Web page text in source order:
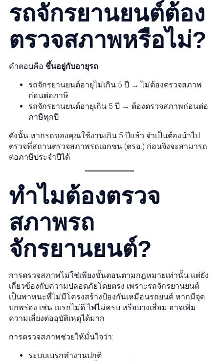
รถจักรยานยนต์ต้อง
ตรวจสภาพหรือไม่?
คำตอบคือ ขึ้นอยู่กับอายุรถ
รถจักรยานยนต์อายุไม่เกิน 5 ปี → ไม่ต้องตรวจสภาพ
ก่อนต่อภาษี
รถจักรยานยนต์อายุเกิน 5 ปี → ต้องตรวจสภาพก่อนต่อ
ภาษีทุกปี
ดังนั้น หากรถของคุณใช้งานเกิน 5 ปีแล้ว จำเป็นต้องนำไป
ตรวจที่สถานตรวจสภาพรถเอกชน (ตรอ.) ก่อนจึงจะสามารถ
ต่อภาษีประจำปีได้
ทำไมต้องตรวจ
สภาพรถ
จักรยานยนต์?
การตรวจสภาพไม่ใช่เพียงขั้นตอนตามกฎหมายเท่านั้น แต่ยัง
เกี่ยวข้องกับความปลอดภัยโดยตรง เพราะรถจักรยานยนต์
เป็นพาหนะที่ไม่มีโครงสร้างป้องกันเหมือนรถยนต์ หากมีจุด
บกพร่อง เช่น เบรกไม่ดี ไฟไม่ครบ หรือยางเสื่อม อาจเพิ่ม
ความเสี่ยงต่ออุบัติเหตุได้มาก
การตรวจสภาพช่วยให้มั่นใจว่า:
ระบบเบรกทำงานปกติ